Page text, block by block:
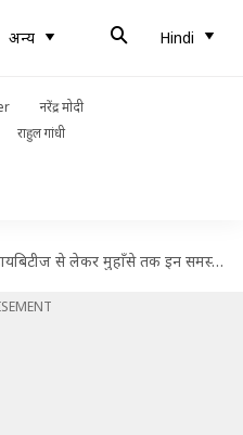
अन्य Hindi
नरेंद्र मोदी
राहुल गांधी
से लेकर मुहाँसे तक इन समस्याओं को जड़ से दूर करती है नीम